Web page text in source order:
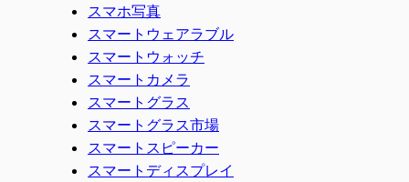
スマホ写真
スマートウェアラブル
スマートウォッチ
スマートカメラ
スマートグラス
スマートグラス市場
スマートスピーカー
スマートディスプレイ